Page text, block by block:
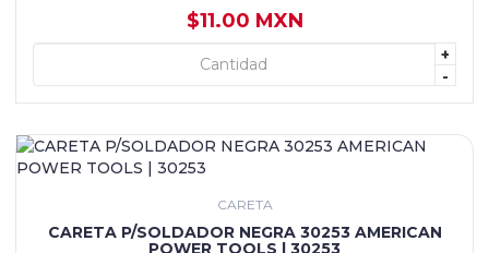
$11.00 MXN
+
-
+ AGREGAR
CARETA
CARETA P/SOLDADOR NEGRA 30253 AMERICAN
POWER TOOLS | 30253